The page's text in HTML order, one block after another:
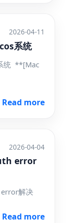
2026-04-11
系统
统 **[Mac
Read more
2026-04-04
error
解决
Read more